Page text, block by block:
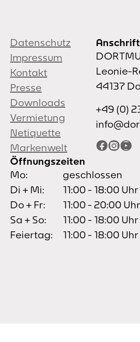
Datenschutz
Impressum
Kontakt
Presse
Downloads
Vermietung
Netiquette
Markenwelt
Anschrift
Leonie-
44137
+49 (0)
Öffnungszeiten
Mo:
geschlossen
Di + Mi:
11:00 - 18:00 Uhr
Do + Fr:
11:00 - 20:00 Uhr
Sa + So:
11:00 - 18:00 Uhr
Feiertag:
11:00 - 18:00 Uhr